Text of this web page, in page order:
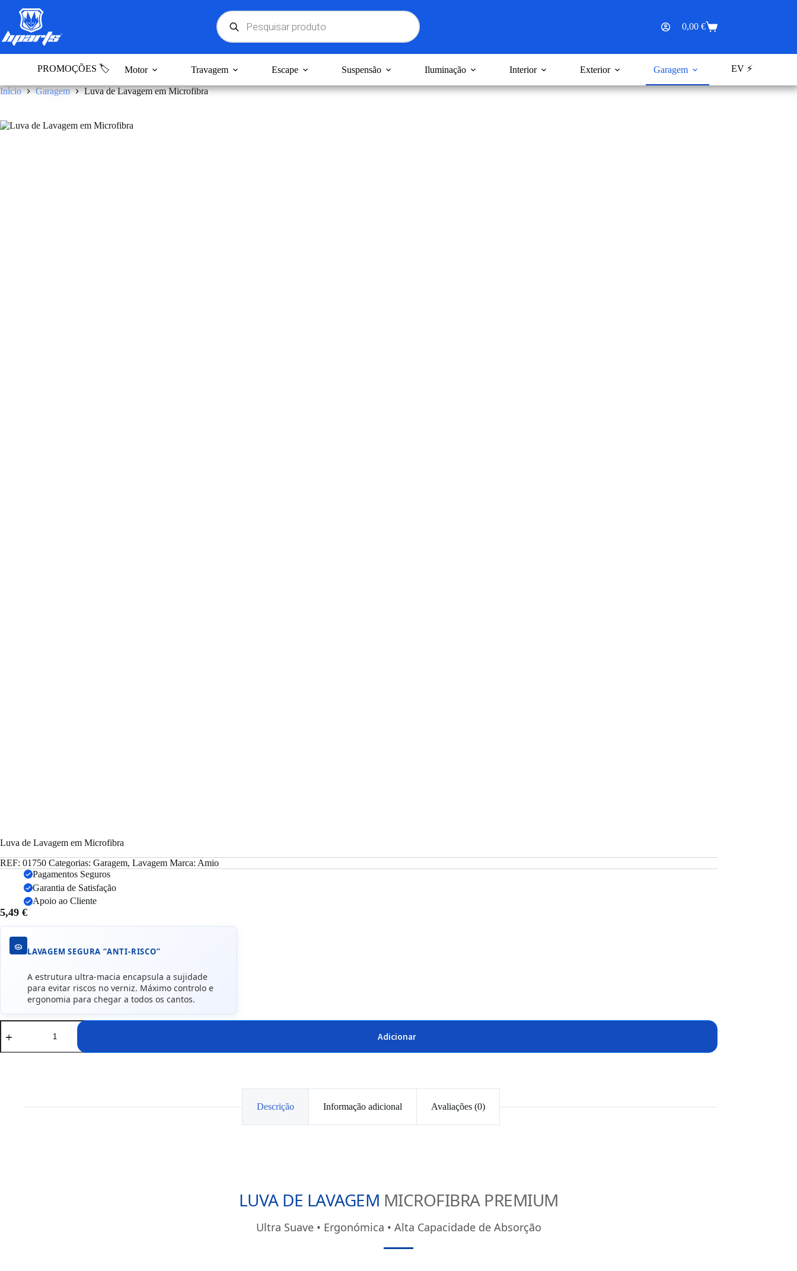
conteúdo
Products
search
Carrinho
compras
0,00 €
PROMOÇÕES 🏷️ Motor Travagem Escape Suspensão Iluminação Interior Exterior Garagem EV ⚡
Início Garagem Luva de Lavagem em Microfibra
Luva de Lavagem em Microfibra
REF: 01750 Categorias: Garagem, Lavagem Marca: Amio
Pagamentos Seguros
Garantia de Satisfação
Apoio ao Cliente
5,49 €
🧽 LAVAGEM SEGURA “ANTI-RISCO”
A estrutura ultra-macia encapsula a sujidade
para evitar riscos no verniz. Máximo controlo e
ergonomia para chegar a todos os cantos.
Quantidade
de
de
Adicionar
Descrição Informação adicional Avaliações (0)
LUVA DE LAVAGEM MICROFIBRA PREMIUM
Ultra Suave • Ergonómica • Alta Capacidade de Absorção